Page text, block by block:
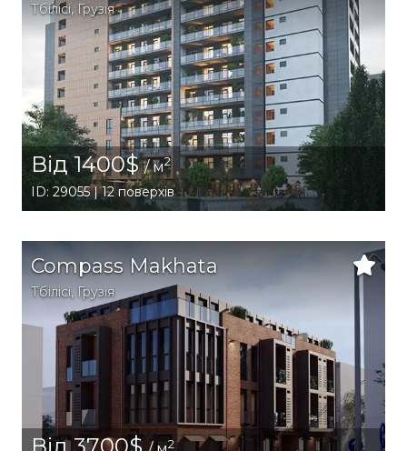
Тбілісі, Грузія
Від 1400$/ м2
ID: 29055 | 12 поверхів
Compass Makhata
Тбілісі, Грузія
2